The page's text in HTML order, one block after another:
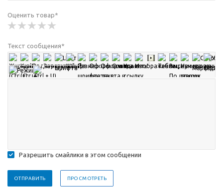
Оценить товар*
Текст сообщения*
Разрешить смайлики в этом сообщении